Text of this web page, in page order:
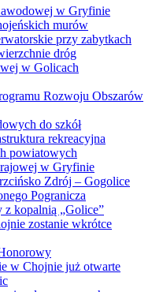
w Gryfinie
murów
przy zabytkach
dróg
w Golicach
Rozwoju Obszarów
do szkół
rekreacyjna
powiatowych
w Gryfinie
Zdrój – Gogolice
Pogranicza
z kopalnią „Golice”
zostanie wkrótce
w Chojnie już otwarte